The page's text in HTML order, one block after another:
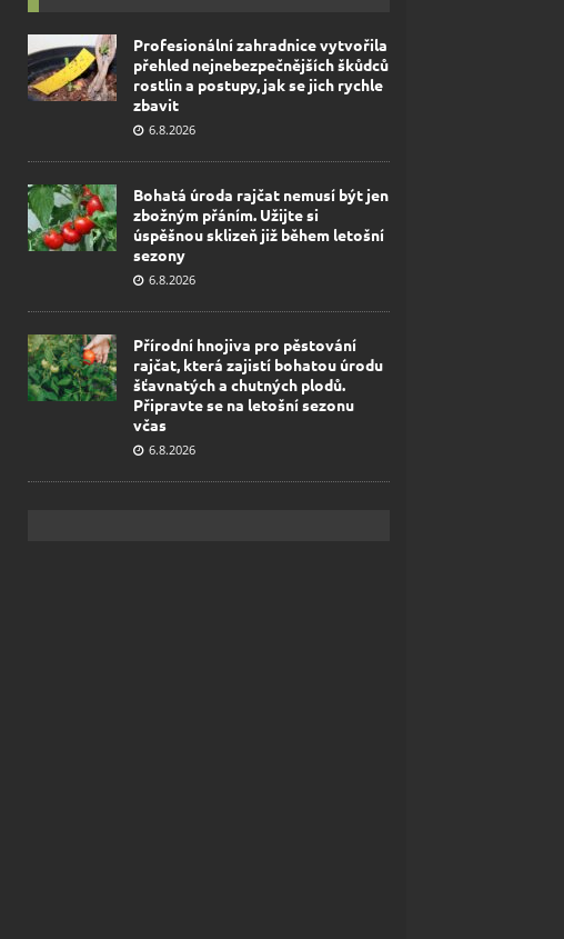
Profesionální zahradnice vytvořila
přehled nejnebezpečnějších škůdců
rostlin a postupy, jak se jich rychle
zbavit
6.8.2026
Bohatá úroda rajčat nemusí být jen
zbožným přáním. Užijte si
úspěšnou sklizeň již během letošní
sezony
6.8.2026
Přírodní hnojiva pro pěstování
rajčat, která zajistí bohatou úrodu
šťavnatých a chutných plodů.
Připravte se na letošní sezonu
včas
6.8.2026